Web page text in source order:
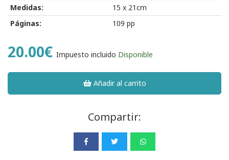
Medidas:
15 x 21cm
Páginas:
109 pp
20.00€ Impuesto incluido Disponible
Añadir al carrito
Compartir: